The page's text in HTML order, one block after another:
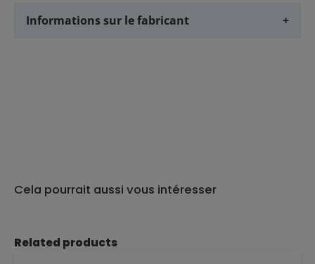
Informations sur le fabricant +
Cela pourrait aussi vous intéresser
Ignorer la galerie de produits
Related products